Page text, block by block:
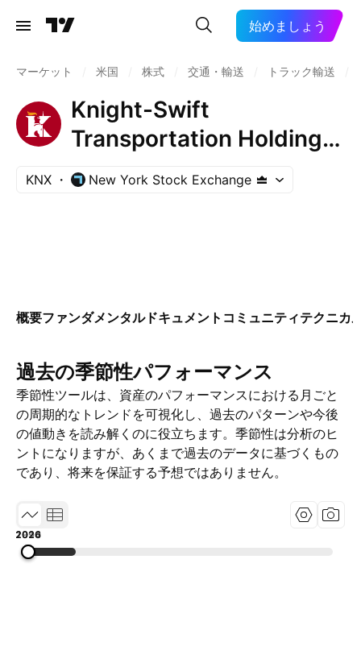
始めましょう
マーケット 米国 株式 交通・輸送 トラック輸送
Knight-Swift
Transportation Holdings
Inc.
KNX New York Stock Exchange
概要ファンダメンタルドキュメント コミュニティテクニカ
過去の季節性パフォーマンス
季節性ツールは、資産のパフォーマンスにおける月ごと
の周期的なトレンドを可視化し、過去のパターンや今後
の値動きを読み解くのに役立ちます。季節性は分析のヒ
ントになりますが、あくまで過去のデータに基づくもの
であり、将来を保証する予想ではありません。
1994
2010
2026